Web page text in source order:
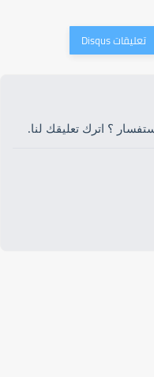
؟ اترك تعليقك لنا.